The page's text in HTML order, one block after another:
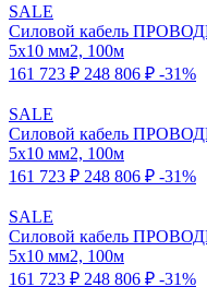
SALE
Силовой кабель
5x10 мм2, 100м
161 723 ₽ 248 806 ₽ -31%
SALE
Силовой кабель
5x10 мм2, 100м
161 723 ₽ 248 806 ₽ -31%
SALE
Силовой кабель
5x10 мм2, 100м
161 723 ₽ 248 806 ₽ -31%